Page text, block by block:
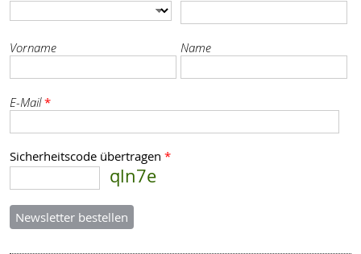
Vorname Name
E-Mail *
Sicherheitscode übertragen *
qln7e